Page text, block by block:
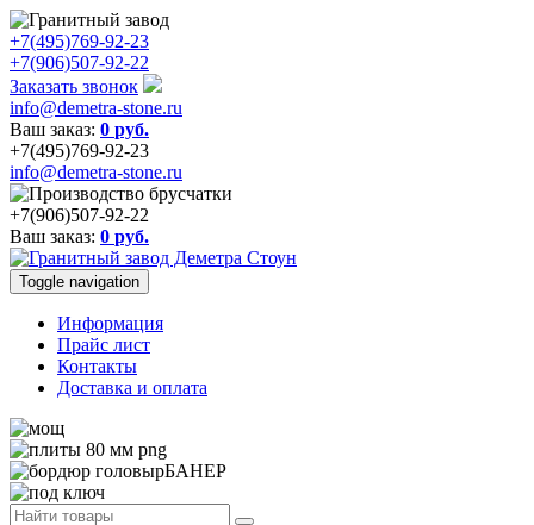
+7(495)769-92-23
+7(906)507-92-22
Заказать звонок
info@demetra-stone.ru
Ваш заказ: 0 руб.
+7(495)769-92-23
info@demetra-stone.ru
+7(906)507-92-22
Ваш заказ: 0 руб.
Toggle navigation
Информация
Прайс лист
Контакты
Доставка и оплата